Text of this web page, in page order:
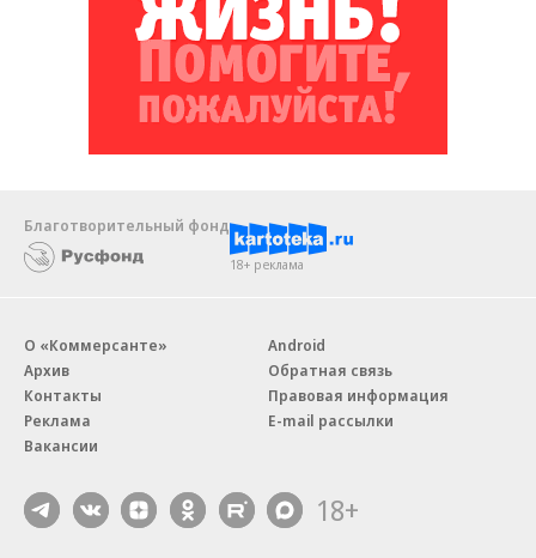
Благотворительный фонд
18+ реклама
О «Коммерсанте»
Архив
Контакты
Реклама
Вакансии
Android
Обратная связь
Правовая информация
E-mail рассылки
18+